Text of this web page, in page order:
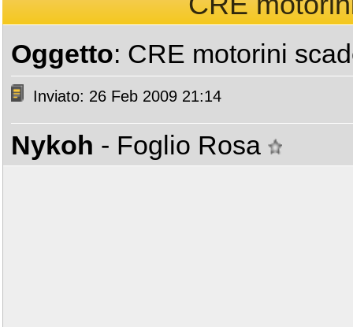
Oggetto: CRE motorini
Inviato: 26 Feb 2009 21:14
Nykoh - Foglio Rosa